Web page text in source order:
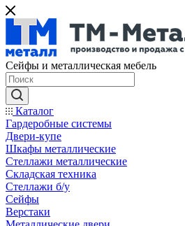
Сейфы и металлическая мебель
Каталог
Гардеробные системы
Двери-купе
Шкафы металлические
Стеллажи металлические
Складская техника
Стеллажи б/у
Сейфы
Верстаки